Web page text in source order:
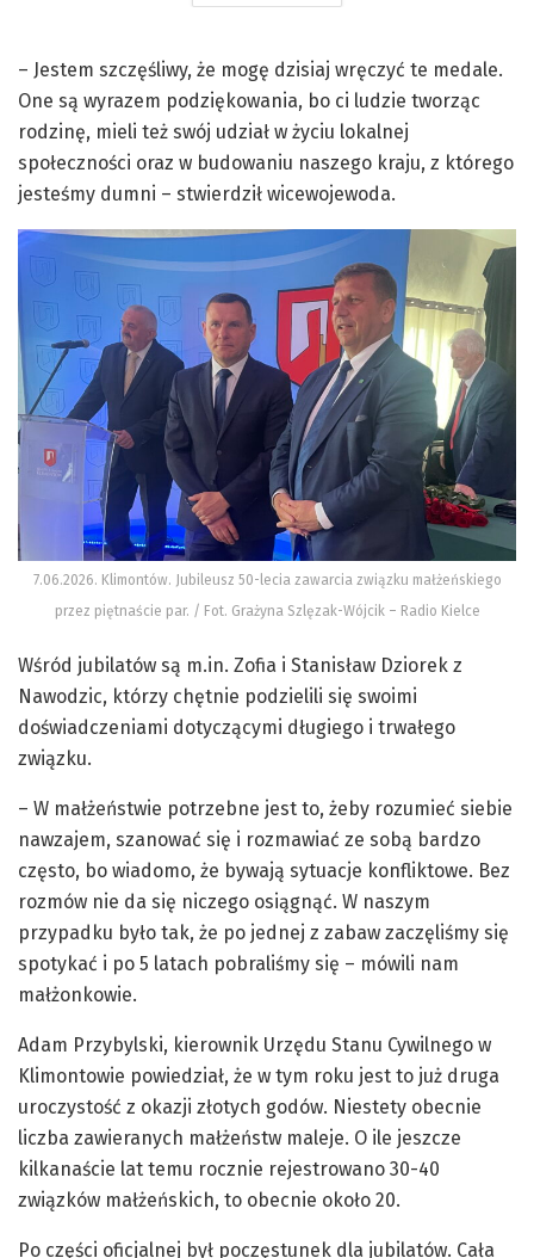
– Jestem szczęśliwy, że mogę dzisiaj wręczyć te medale.
One są wyrazem podziękowania, bo ci ludzie tworząc
rodzinę, mieli też swój udział w życiu lokalnej
społeczności oraz w budowaniu naszego kraju, z którego
jesteśmy dumni – stwierdził wicewojewoda.
7.06.2026. Klimontów. Jubileusz 50-lecia zawarcia związku małżeńskiego
przez piętnaście par. / Fot. Grażyna Szlęzak-Wójcik – Radio Kielce
Wśród jubilatów są m.in. Zofia i Stanisław Dziorek z
Nawodzic, którzy chętnie podzielili się swoimi
doświadczeniami dotyczącymi długiego i trwałego
związku.
– W małżeństwie potrzebne jest to, żeby rozumieć siebie
nawzajem, szanować się i rozmawiać ze sobą bardzo
często, bo wiadomo, że bywają sytuacje konfliktowe. Bez
rozmów nie da się niczego osiągnąć. W naszym
przypadku było tak, że po jednej z zabaw zaczęliśmy się
spotykać i po 5 latach pobraliśmy się – mówili nam
małżonkowie.
Adam Przybylski, kierownik Urzędu Stanu Cywilnego w
Klimontowie powiedział, że w tym roku jest to już druga
uroczystość z okazji złotych godów. Niestety obecnie
liczba zawieranych małżeństw maleje. O ile jeszcze
kilkanaście lat temu rocznie rejestrowano 30-40
związków małżeńskich, to obecnie około 20.
Po części oficjalnej był poczęstunek dla jubilatów. Cała